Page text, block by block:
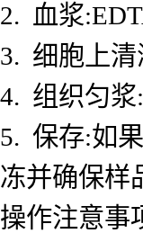
2. 血浆
3. 细胞上清
4. 组织匀浆
5. 保存:如
冻并确保样
操作注意事